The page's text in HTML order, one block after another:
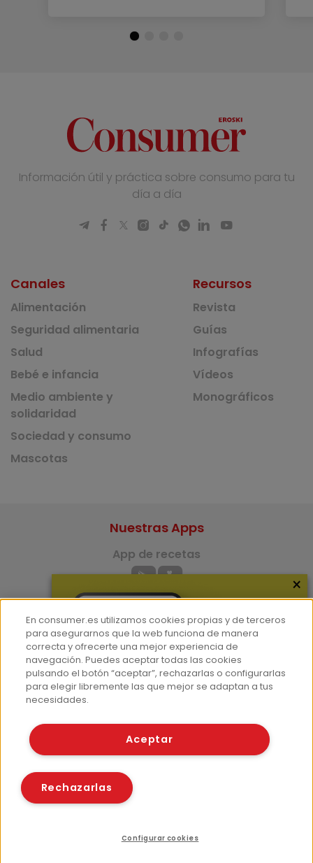
Información útil y práctica sobre consumo para tu
día a día
Canales
Alimentación
Seguridad alimentaria
Salud
Bebé e infancia
Medio ambiente y
solidaridad
Sociedad y consumo
Mascotas
Recursos
Revista
Guías
Infografías
Vídeos
Monográficos
Más información
¿Quiénes somos?
Hemeroteca
Contacto
Corpus Lingüístico Consumer
Nuestras Apps
App de recetas
App del Camino de Santiago
×
En consumer.es utilizamos cookies propias y de terceros
para asegurarnos que la web funciona de manera
correcta y ofrecerte una mejor experiencia de
navegación. Puedes aceptar todas las cookies
pulsando el botón “aceptar”, rechazarlas o configurarlas
para elegir libremente las que mejor se adaptan a tus
necesidades.
Aceptar
Rechazarlas
Configurar cookies